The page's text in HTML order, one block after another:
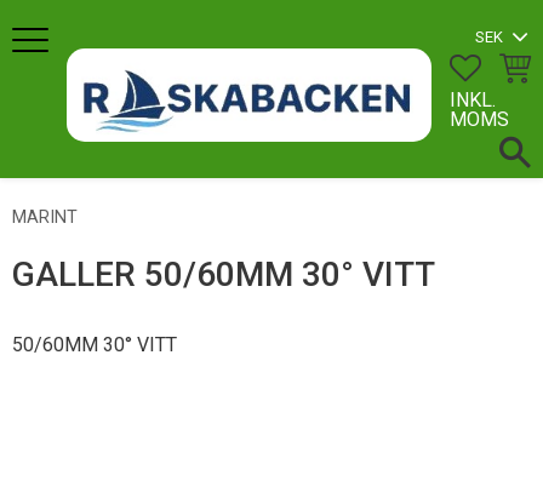
Meny
INKL.
MOMS
MARINT
GALLER 50/60MM 30° VITT
50/60MM 30° VITT